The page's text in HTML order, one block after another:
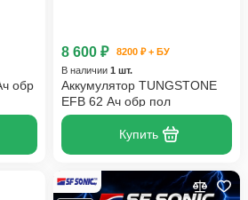
обр
8 600 ₽
8200 ₽ + БУ
В наличии 1 шт.
Аккумулятор TUNGSTONE
EFB 62 Ач обр пол
Купить